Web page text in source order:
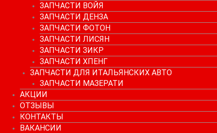
ЗАПЧАСТИ ВОЙЯ
ЗАПЧАСТИ ДЕНЗА
ЗАПЧАСТИ ФОТОН
ЗАПЧАСТИ ЛИСЯН
ЗАПЧАСТИ ЗИКР
ЗАПЧАСТИ ХПЕНГ
ЗАПЧАСТИ ДЛЯ ИТАЛЬЯНСКИХ АВТО
ЗАПЧАСТИ МАЗЕРАТИ
АКЦИИ
ОТЗЫВЫ
КОНТАКТЫ
ВАКАНСИИ